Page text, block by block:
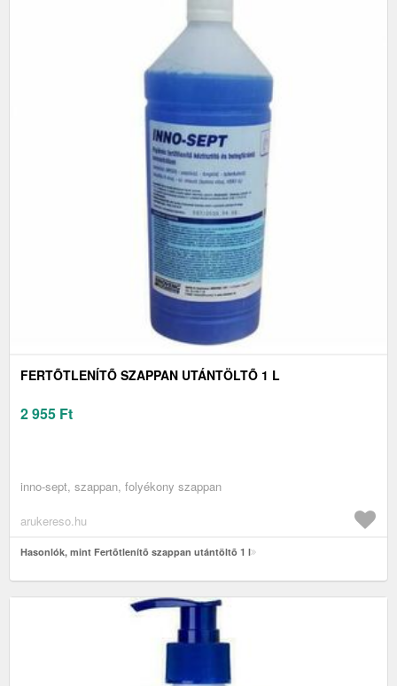
FERTÕTLENÍTÕ SZAPPAN UTÁNTÖLTÕ 1 L
2 955 Ft
inno-sept, szappan, folyékony szappan
arukereso.hu
Hasonlók, mint Fertõtlenítõ szappan utántöltõ 1 l